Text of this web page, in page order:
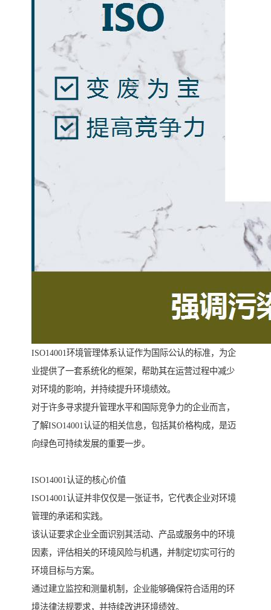
ISO14001环境管理体系认证作为国际公认的标准，为企
业提供了一套系统化的框架，帮助其在运营过程中减少
对环境的影响，并持续提升环境绩效。
对于许多寻求提升管理水平和国际竞争力的企业而言，
了解ISO14001认证的相关信息，包括其价格构成，是迈
向绿色可持续发展的重要一步。
ISO14001认证的核心价值
ISO14001认证并非仅仅是一张证书，它代表企业对环境
管理的承诺和实践。
该认证要求企业全面识别其活动、产品或服务中的环境
因素，评估相关的环境风险与机遇，并制定切实可行的
环境目标与方案。
通过建立监控和测量机制，企业能够确保符合适用的环
境法律法规要求，并持续改进环境绩效。